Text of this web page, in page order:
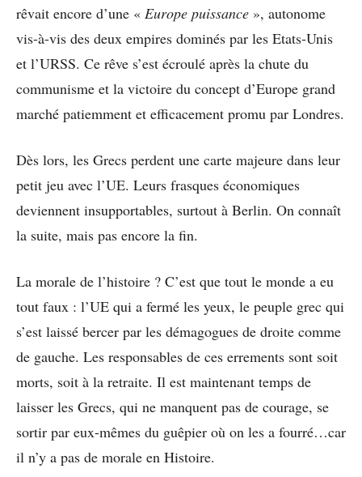
rêvait encore d’une « Europe puissance », autonome
vis-à-vis des deux empires dominés par les Etats-Unis
et l’URSS. Ce rêve s’est écroulé après la chute du
communisme et la victoire du concept d’Europe grand
marché patiemment et efficacement promu par Londres.
Dès lors, les Grecs perdent une carte majeure dans leur
petit jeu avec l’UE. Leurs frasques économiques
deviennent insupportables, surtout à Berlin. On connaît
la suite, mais pas encore la fin.
La morale de l’histoire ? C’est que tout le monde a eu
tout faux : l’UE qui a fermé les yeux, le peuple grec qui
s’est laissé bercer par les démagogues de droite comme
de gauche. Les responsables de ces errements sont soit
morts, soit à la retraite. Il est maintenant temps de
laisser les Grecs, qui ne manquent pas de courage, se
sortir par eux-mêmes du guêpier où on les a fourré…car
il n’y a pas de morale en Histoire.